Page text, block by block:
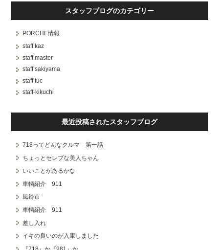
スタッフブログのカテゴリー
PORCHE情報
staff kaz
staff master
staff sakiyama
staff tuc
staff-kikuchi
最近投稿されたスタッフブログ
718ってどんなクルマ 第一話
ちょっとセレブな美人ちゃん
いいことがあるかな
車輌紹介 911
風鈴市
車輌紹介 911
差し入れ
イキの良いのが入庫しました